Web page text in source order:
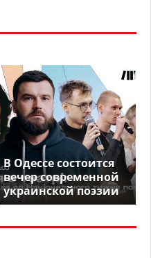
В Одессе состоится
вечер современной
украинской поэзии